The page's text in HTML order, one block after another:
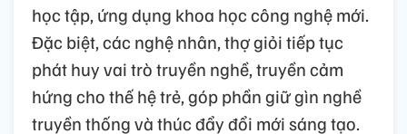
học tập, ứng dụng khoa học công nghệ mới.
Đặc biệt, các nghệ nhân, thợ giỏi tiếp tục
phát huy vai trò truyền nghề, truyền cảm
hứng cho thế hệ trẻ, góp phần giữ gìn nghề
truyền thống và thúc đẩy đổi mới sáng tạo.